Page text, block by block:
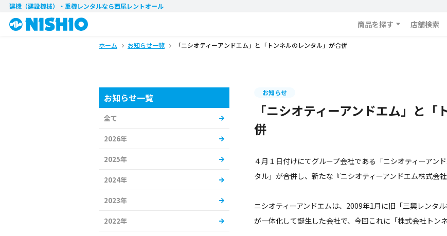
建機（建設機械）・重機レンタルなら西尾レントオール
商品を探す 店舗検索
ホーム お知らせ一覧 「ニシオティーアンドエム」と「トンネルのレンタル」が合併
お知らせ
「ニシオティーアンドエム」と
併
４月１日付けにてグループ会社である「ニシオティーアン
タル」が合併し、新たな『ニシオティーアンドエム株式会
ニシオティーアンドエムは、2009年1月に旧「三興レンタ
が一体化して誕生した会社で、今回これに「株式会社トン
お知らせ一覧
全て
2026年
2025年
2024年
2023年
2022年